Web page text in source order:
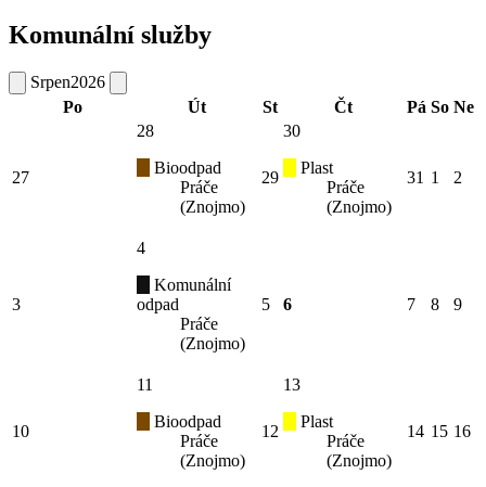
Komunální služby
Srpen2026
Po
Út St Čt Pá So Ne
27
28
Bioodpad
Práče
(Znojmo)
29
30
Plast
Práče
(Znojmo)
31 1 2
3
4
Komunální
odpad
Práče
(Znojmo)
5 6 7 8 9
10
11
Bioodpad
Práče
(Znojmo)
12
13
Plast
Práče
(Znojmo)
14 15 16